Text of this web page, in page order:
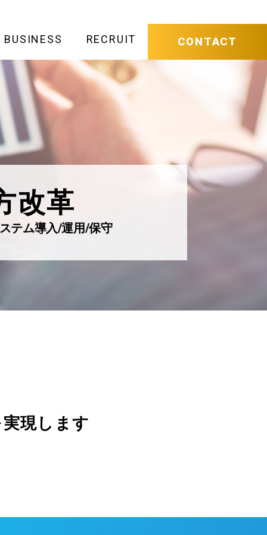
BUSINESS
＋
RECRUIT CONTACT
改革
テム導入/運用/保守
現します